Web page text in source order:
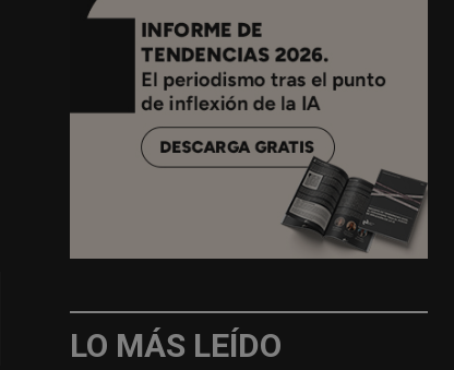
LO MÁS LEÍDO